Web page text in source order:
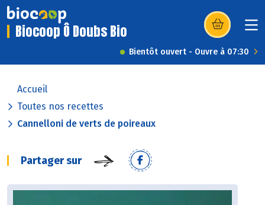
Biocoop Ô Doubs Bio (s’ouvre dans
Bientôt ouvert - Ouvre à 07:30
Accueil
Toutes nos recettes
Cannelloni de verts de poireaux
Partager sur